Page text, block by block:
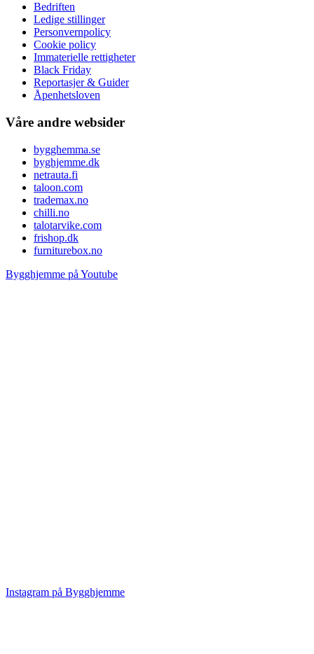
Bedriften
Ledige stillinger
Personvernpolicy
Cookie policy
Immaterielle rettigheter
Black Friday
Reportasjer & Guider
Åpenhetsloven
Våre andre websider
bygghemma.se
byghjemme.dk
netrauta.fi
taloon.com
trademax.no
chilli.no
talotarvike.com
frishop.dk
furniturebox.no
Bygghjemme på Youtube
Instagram på Bygghjemme